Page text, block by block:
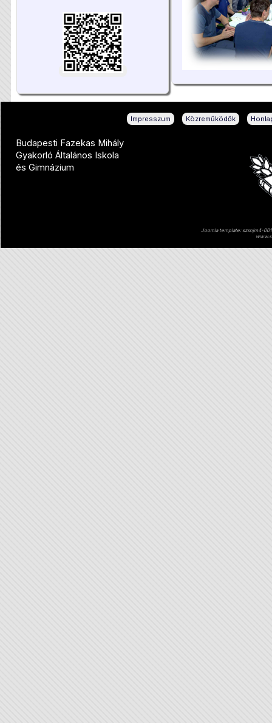
Impresszum Közreműködők
Budapesti Fazekas Mihály
Gyakorló Általános Iskola
és Gimnázium
Joomla template: szsnjm4-